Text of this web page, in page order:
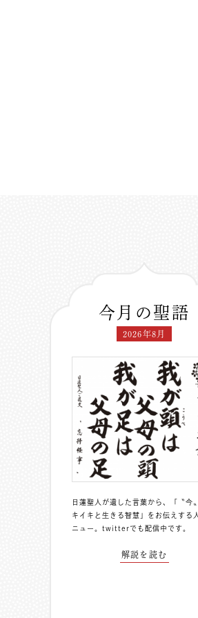
今月の聖語
2026年8月
日蓮聖人が遺した言葉から、「〝今
キイキと生きる智慧」をお伝えする
ニュー。 twitterでも配信中 です。
解説を読む